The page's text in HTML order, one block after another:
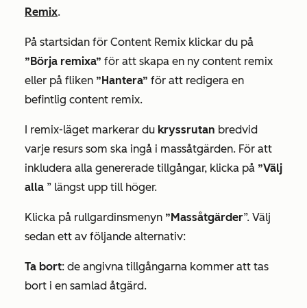
Remix.
På startsidan för Content Remix klickar du på
”Börja remixa” för att skapa en ny content remix
eller på fliken ”Hantera” för att redigera en
befintlig content remix.
I remix-läget markerar du kryssrutan bredvid
varje resurs som ska ingå i massåtgärden. För att
inkludera alla genererade tillgångar, klicka på ”Välj
alla ” längst upp till höger.
Klicka på rullgardinsmenyn ”Massåtgärder”. Välj
sedan ett av följande alternativ:
Ta bort: de angivna tillgångarna kommer att tas
bort i en samlad åtgärd.